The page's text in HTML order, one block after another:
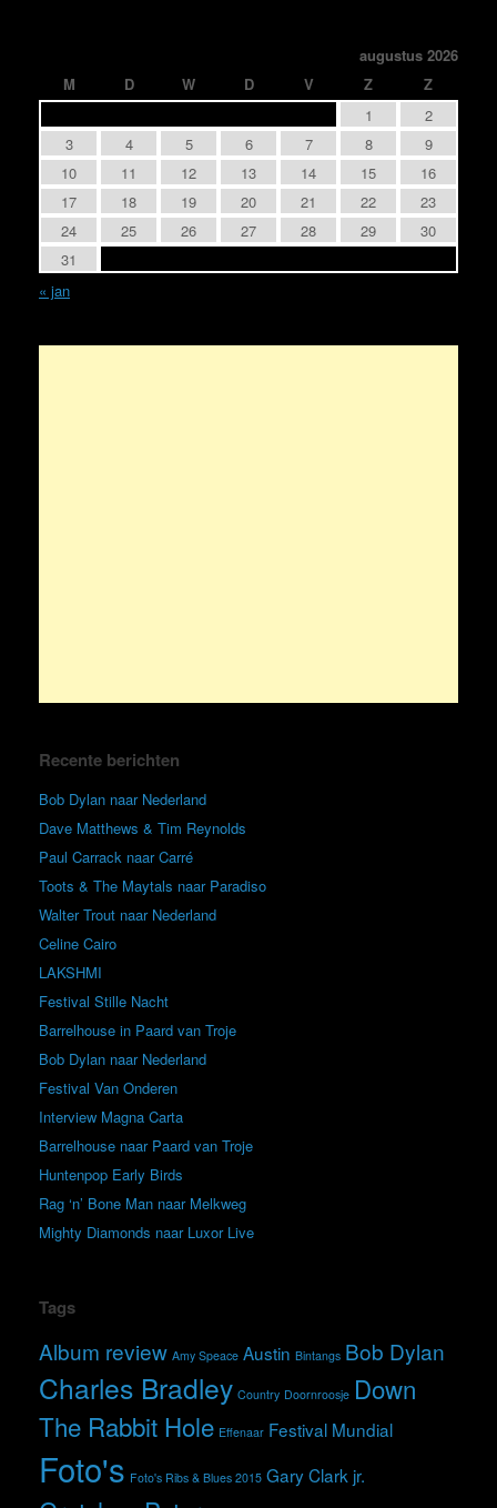
augustus 2026
M
D W D V Z
Z
1
2
3
4 5 6 7 8
9
10
11 12 13 14 15
16
17
18 19 20 21 22
23
24
25 26 27 28 29
30
31
« jan
Recente berichten
Bob Dylan naar Nederland
Dave Matthews & Tim Reynolds
Paul Carrack naar Carré
Toots & The Maytals naar Paradiso
Walter Trout naar Nederland
Celine Cairo
LAKSHMI
Festival Stille Nacht
Barrelhouse in Paard van Troje
Bob Dylan naar Nederland
Festival Van Onderen
Interview Magna Carta
Barrelhouse naar Paard van Troje
Huntenpop Early Birds
Rag ‘n’ Bone Man naar Melkweg
Mighty Diamonds naar Luxor Live
Tags
Album review Amy Speace Austin Bintangs Bob Dylan
Charles Bradley Country Doornroosje Down
The Rabbit Hole Effenaar Festival Mundial
Foto's Foto's Ribs & Blues 2015 Gary Clark jr.